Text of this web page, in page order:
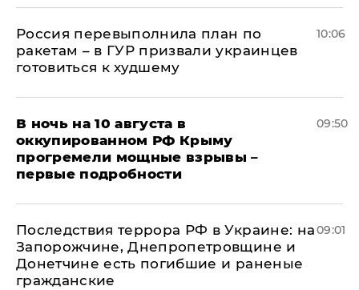
Россия перевыполнила план по
ракетам – в ГУР призвали украинцев
готовиться к худшему
10:06
В ночь на 10 августа в
оккупированном РФ Крыму
прогремели мощные взрывы –
первые подробности
09:50
Последствия террора РФ в Украине: на
Запорожчине, Днепропетровщине и
Донетчине есть погибшие и раненые
гражданские
09:01